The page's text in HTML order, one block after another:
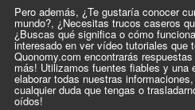
Pero además, ¿Te gustaría conocer
mundo?, ¿Necesitas trucos caseros
¿Buscas qué significa o cómo
interesado en ver vídeo tutoriales que
Quonomy.com encontrarás
más! Utilizamos fuentes fiables y una
elaborar todas nuestras
cualquier duda que tengas o
oídos!